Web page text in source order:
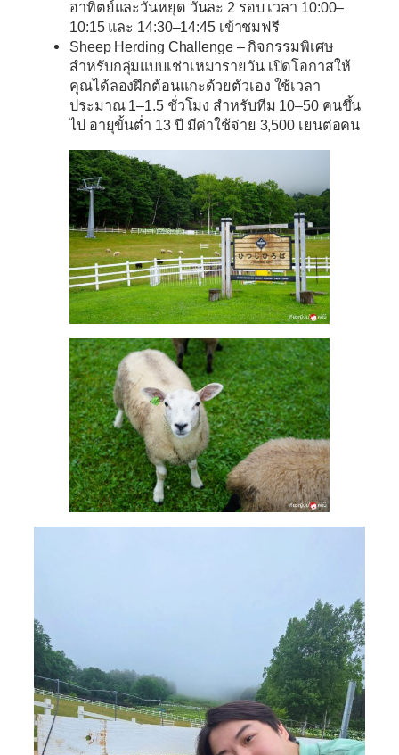
อาทิตย์และวันหยุด วันละ 2 รอบ เวลา 10:00–
10:15 และ 14:30–14:45 เข้าชมฟรี
Sheep Herding Challenge– กิจกรรมพิเศษ
สำหรับกลุ่มแบบเช่าเหมารายวัน เปิดโอกาสให้
คุณได้ลองฝึกต้อนแกะด้วยตัวเอง ใช้เวลา
ประมาณ 1–1.5 ชั่วโมง สำหรับทีม 10–50 คนขึ้น
ไป อายุขั้นต่ำ 13 ปี มีค่าใช้จ่าย 3,500 เยนต่อคน